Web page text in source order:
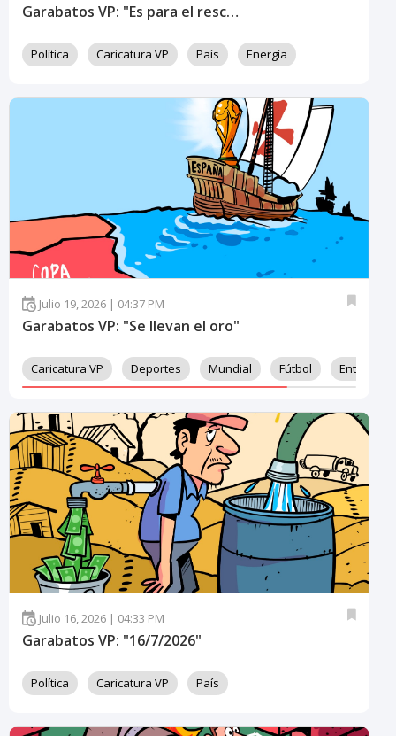
Garabatos VP: "Es para el rescate de la ENEE"
Política Caricatura VP País Energía
Julio 19, 2026 | 04:37 PM
Garabatos VP: "Se llevan el oro"
Caricatura VP Deportes Mundial Fútbol
Julio 16, 2026 | 04:33 PM
Garabatos VP: "16/7/2026"
Política Caricatura VP País